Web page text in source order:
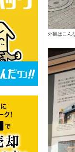
外観はこん